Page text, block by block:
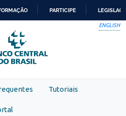
PARA
O
CONTEÚDO
PARTICIPE
ENGLISH
Tutoriais